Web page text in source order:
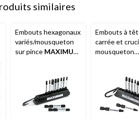
similaires
Embouts hexagonaux
variés/mousqueton
sur pince MAXIMUM
Embouts à
carrée et
mousqueton